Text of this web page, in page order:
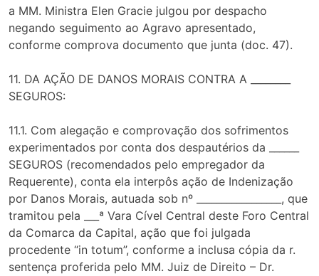
a MM. Ministra Elen Gracie julgou por despacho
negando seguimento ao Agravo apresentado,
conforme comprova documento que junta (doc. 47).
11. DA AÇÃO DE DANOS MORAIS CONTRA A ________
SEGUROS:
11.1. Com alegação e comprovação dos sofrimentos
experimentados por conta dos despautérios da ______
SEGUROS (recomendados pelo empregador da
Requerente), conta ela interpôs ação de Indenização
por Danos Morais, autuada sob nº _________________, que
tramitou pela ___ª Vara Cível Central deste Foro Central
da Comarca da Capital, ação que foi julgada
procedente “in totum”, conforme a inclusa cópia da r.
sentença proferida pelo MM. Juiz de Direito – Dr.